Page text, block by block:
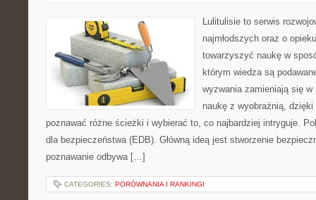
Lulitulisie to serwis
najmłodszych oraz o
towarzyszyć naukę w
którym wiedza są
wyzwania zamieniają się
naukę z wyobraźnią,
poznawać różne ścieżki i wybierać to, co najbardziej intryguje.
dla bezpieczeństwa (EDB). Główną ideą jest stworzenie
poznawanie odbywa […]
CATEGORIES: PORÓWNANIA I RANKINGI